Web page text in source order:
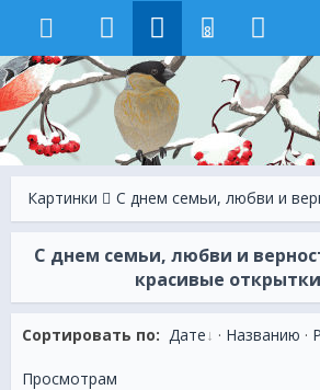
8
Картинки С днем семьи, любви и
С днем семьи, любви и
красивые
Сортировать по: Дате · Названию ·
Просмотрам